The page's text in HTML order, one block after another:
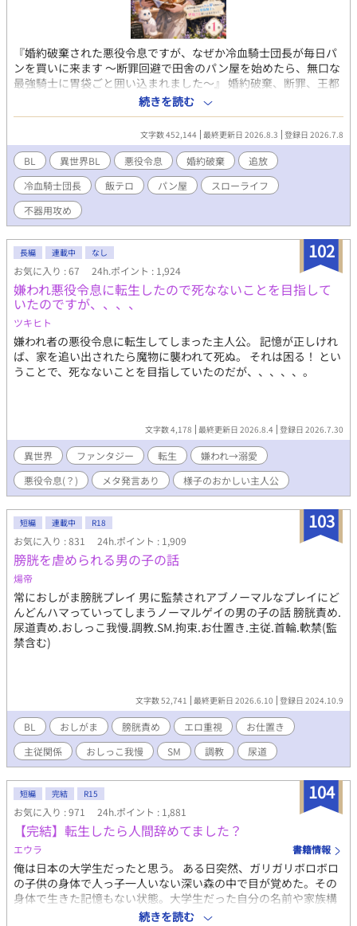
『婚約破棄された悪役令息ですが、なぜか冷血騎士団長が毎日パ
ンを買いに来ます 〜断罪回避で田舎のパン屋を始めたら、無口な
最強騎士に胃袋ごと囲い込まれました〜』 婚約破棄、断罪、王都
追放。 公爵令息ノア・ラザフォードは、王宮の夜会で王子からそ
う告げられた瞬間、心の中で歓喜した。 なぜなら彼は、前世の記
憶を持つ転生者。 この世界が乙女ゲームに似ており、自分が“悪
役令息”として破滅する運命だと知っていたからだ。 けれど、王子
への未練など一切ない。 面倒な貴族社会から逃げられるなら、追
放なんてむしろ大歓迎。 「よし、田舎でパン屋をやろう」 そうし
てノアは辺境の町で、小さなパン屋《白猫ベーカリー》を開く。
焼きたてのミルクパン、焦がしバター塩パン、森苺のジャムパ
ン。 ようやく手に入れた平穏なスローライフ。 ……のはずだっ
団長アゼル・グレイヴ。 無口。 無表情。 目つきが怖い。 なのに
彼は、毎朝誰より早く店に来て、ノアのパンを大量に買ってい
く。 「今日も来たんですか？」 「来た」 「昨日も一昨日も来まし
たよね」 「明日も来る」 ノアは思った。 この人、よほどパンが
好きなんだな、と。 しかしアゼルが見ているのは、パンだけでは
なかった。 ノアが疲れていれば黙って手伝い、王都からの嫌がら
せには無表情で圧をかけ、元婚約者の王子が現れれば静かに剣の
柄へ手を置く。 「この店に手を出すな。ノアにもだ」 パン目当て
だと思い込む悪役令息と、店主ごと囲い込みたい冷血騎士団長。
続きを読む
文字数 452,144 最終更新日 2026.8.3 登録日 2026.7.8
BL 異世界BL 悪役令息 婚約破棄
追放
冷血騎士団長
飯テロ パン屋
スローライフ
不器用攻め
102
長編 連載中 なし
お気に入り : 67 24h.ポイント : 1,924
嫌われ悪役令息に転生したので死なないことを目指して
いたのですが、、、、
ツキヒト
嫌われ者の悪役令息に転生してしまった主人公。 記憶が正しけれ
ば、家を追い出されたら魔物に襲われて死ぬ。 それは困る！ とい
うことで、死なないことを目指していたのだが、、、、、。
文字数 4,178 最終更新日 2026.8.4 登録日 2026.7.30
異世界 ファンタジー 転生
嫌われ→溺愛
悪役令息(？)
メタ発言あり 様子のおかしい主人公
103
短編 連載中 R18
お気に入り : 831 24h.ポイント : 1,909
膀胱を虐められる男の子の話
煬帝
常におしがま膀胱プレイ 男に監禁されアブノーマルなプレイにど
んどんハマっていってしまうノーマルゲイの男の子の話 膀胱責め.
尿道責め.おしっこ我慢.調教.SM.拘束.お仕置き.主従.首輪.軟禁(監
禁含む)
文字数 52,741 最終更新日 2026.6.10 登録日 2024.10.9
BL おしがま 膀胱責め エロ重視
お仕置き
主従関係
おしっこ我慢 SM 調教 尿道
104
短編 完結 R15
お気に入り : 971 24h.ポイント : 1,881
【完結】転生したら人間辞めてました？
エウラ 書籍情報
俺は日本の大学生だったと思う。 ある日突然、ガリガリボロボロ
の子供の身体で人っ子一人いない深い森の中で目が覚めた。その
身体で生きた記憶もない状態。大学生だった自分の名前や家族構
成、友人なども覚えていない。 ここで生きるための知識もなく途
続きを読む